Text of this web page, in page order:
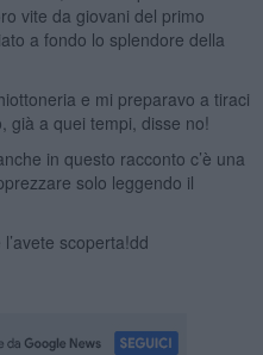
vite da giovani del primo
a fondo lo splendore della
e mi preparavo a tiraci
già a quei tempi, disse no!
in questo racconto c’è una
solo leggendo il
scoperta!dd